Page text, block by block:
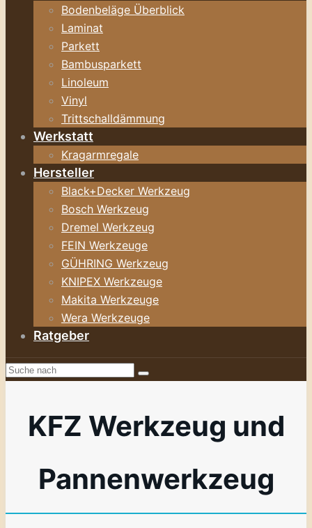
Bodenbeläge Überblick
Laminat
Parkett
Bambusparkett
Linoleum
Vinyl
Trittschalldämmung
Werkstatt
Kragarmregale
Hersteller
Black+Decker Werkzeug
Bosch Werkzeug
Dremel Werkzeug
FEIN Werkzeuge
GÜHRING Werkzeug
KNIPEX Werkzeuge
Makita Werkzeuge
Wera Werkzeuge
Ratgeber
KFZ Werkzeug und
Pannenwerkzeug